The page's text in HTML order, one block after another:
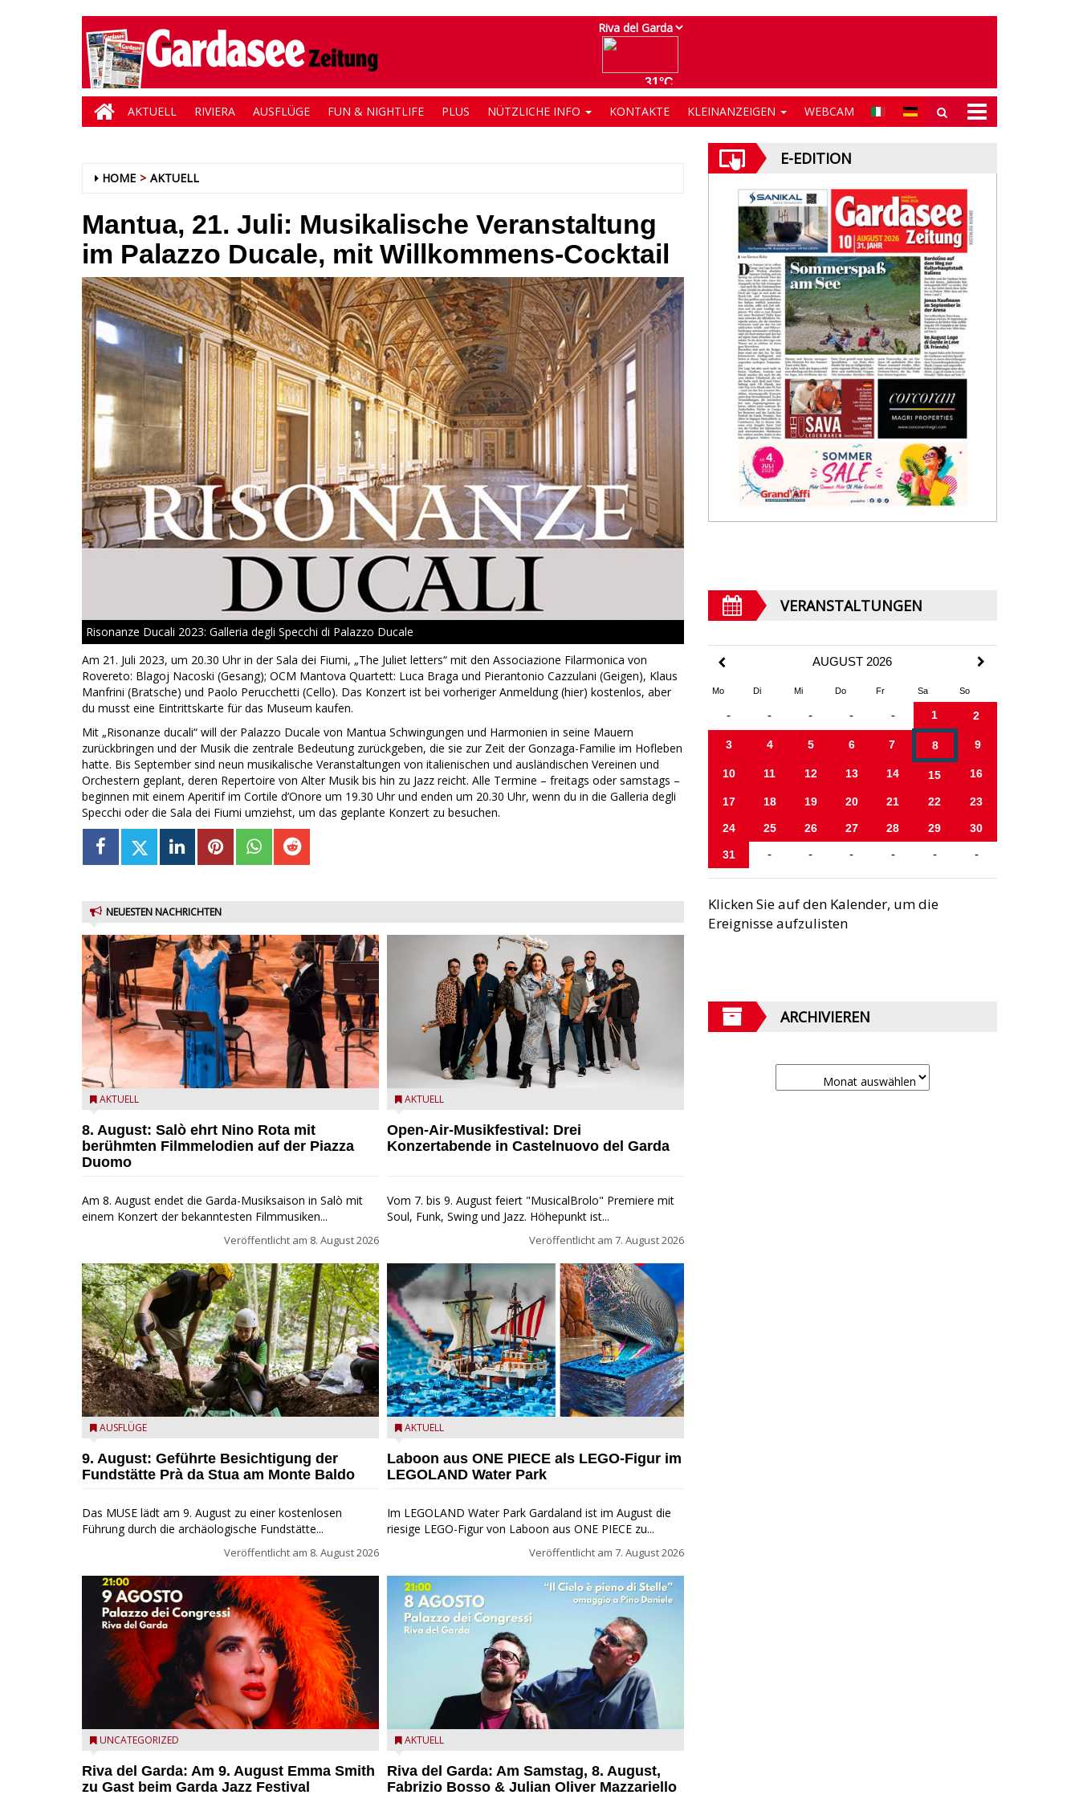
AKTUELL RIVIERA AUSFLÜGE FUN & NIGHTLIFE PLUS NÜTZLICHE INFO KONTAKTE KLEINANZEIGEN WEBCAM
HOME AKTUELL
Mantua, 21. Juli: Musikalische Veranstaltung
im Palazzo Ducale, mit Willkommens-Cocktail
Risonanze Ducali 2023: Galleria degli Specchi di Palazzo Ducale
Am 21. Juli 2023, um 20.30 Uhr in der Sala dei Fiumi, „The Juliet letters“ mit den Associazione Filarmonica von
Rovereto: Blagoj Nacoski (Gesang); OCM Mantova Quartett: Luca Braga und Pierantonio Cazzulani (Geigen), Klaus
Manfrini (Bratsche) und Paolo Perucchetti (Cello). Das Konzert ist bei vorheriger Anmeldung (hier) kostenlos, aber
du musst eine Eintrittskarte für das Museum kaufen.
Mit „Risonanze ducali“ will der Palazzo Ducale von Mantua Schwingungen und Harmonien in seine Mauern
zurückbringen und der Musik die zentrale Bedeutung zurückgeben, die sie zur Zeit der Gonzaga-Familie im Hofleben
hatte. Bis September sind neun musikalische Veranstaltungen von italienischen und ausländischen Vereinen und
Orchestern geplant, deren Repertoire von Alter Musik bis hin zu Jazz reicht. Alle Termine – freitags oder samstags –
beginnen mit einem Aperitif im Cortile d’Onore um 19.30 Uhr und enden um 20.30 Uhr, wenn du in die Galleria degli
Specchi oder die Sala dei Fiumi umziehst, um das geplante Konzert zu besuchen.
NEUESTEN NACHRICHTEN
Estate Musicale del Garda: Salò ehrt Nino Rota
AKTUELL
8. August: Salò ehrt Nino Rota mit
berühmten Filmmelodien auf der Piazza
Duomo
Am 8. August endet die Garda-Musiksaison in Salò mit
einem Konzert der bekanntesten Filmmusiken...
Veröffentlicht am 8. August 2026
die archäologische Fundstätte Riparo Prà da Stua am
AUSFLÜGE
9. August: Geführte Besichtigung der
Fundstätte Prà da Stua am Monte Baldo
Das MUSE lädt am 9. August zu einer kostenlosen
Führung durch die archäologische Fundstätte...
Veröffentlicht am 8. August 2026
Riva del Garda - Emma Smith zu Gast beim Garda Jazz
UNCATEGORIZED
Riva del Garda: Am 9. August Emma Smith
zu Gast beim Garda Jazz Festival
Castelnuovo del Garda: Die "Dirotta su Cuba" zu Gast
AKTUELL
Open-Air-Musikfestival: Drei
Konzertabende in Castelnuovo del Garda
Vom 7. bis 9. August feiert "MusicalBrolo" Premiere mit
Soul, Funk, Swing und Jazz. Höhepunkt ist...
Veröffentlicht am 7. August 2026
Laboon aus ONE PIECE als LEGO-Figur im LEGOLAND
AKTUELL
Laboon aus ONE PIECE als LEGO-Figur im
LEGOLAND Water Park
Im LEGOLAND Water Park Gardaland ist im August die
riesige LEGO-Figur von Laboon aus ONE PIECE zu...
Veröffentlicht am 7. August 2026
Fabrizio Bosso & Julian Oliver Mazzariello zu Gast beim
AKTUELL
Riva del Garda: Am Samstag, 8. August,
Fabrizio Bosso & Julian Oliver Mazzariello
E-EDITION
VERANSTALTUNGEN
AUGUST 2026
Mo Di Mi Do Fr Sa So
- - - - - 1 2
3 4 5 6 7 8 9
10 11 12 13 14 15 16
17 18 19 20 21 22 23
24 25 26 27 28 29 30
31 - - - - - -
Klicken Sie auf den Kalender, um die
Ereignisse aufzulisten
ARCHIVIEREN